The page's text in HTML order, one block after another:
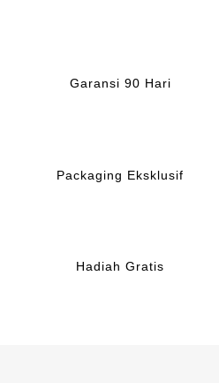
Garansi 90 Hari
Packaging Eksklusif
Hadiah Gratis